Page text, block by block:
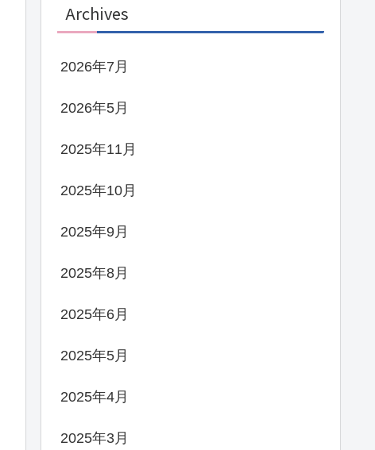
Archives
2026年7月
2026年5月
2025年11月
2025年10月
2025年9月
2025年8月
2025年6月
2025年5月
2025年4月
2025年3月